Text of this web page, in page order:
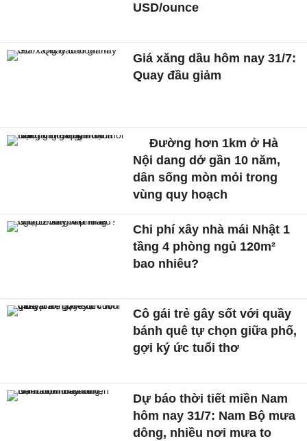
USD/ounce
Giá xăng dầu hôm nay 31/7:
Quay đầu giảm
Đường hơn 1km ở Hà
Nội dang dở gần 10 năm,
dân sống mòn mỏi trong
vùng quy hoạch
Chi phí xây nhà mái Nhật 1
tầng 4 phòng ngủ 120m²
bao nhiêu?
Cô gái trẻ gây sốt với quầy
bánh quê tự chọn giữa phố,
gợi ký ức tuổi thơ
Dự báo thời tiết miền Nam
hôm nay 31/7: Nam Bộ mưa
dông, nhiều nơi mưa to